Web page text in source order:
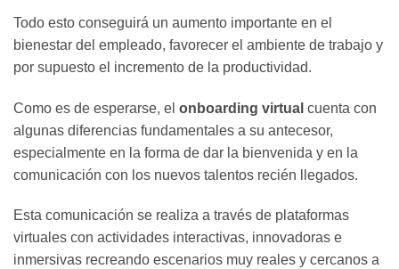
Todo esto conseguirá un aumento importante en el
bienestar del empleado, favorecer el ambiente de trabajo y
por supuesto el incremento de la productividad.
Como es de esperarse, el onboarding virtual cuenta con
algunas diferencias fundamentales a su antecesor,
especialmente en la forma de dar la bienvenida y en la
comunicación con los nuevos talentos recién llegados.
Esta comunicación se realiza a través de plataformas
virtuales con actividades interactivas, innovadoras e
inmersivas recreando escenarios muy reales y cercanos a